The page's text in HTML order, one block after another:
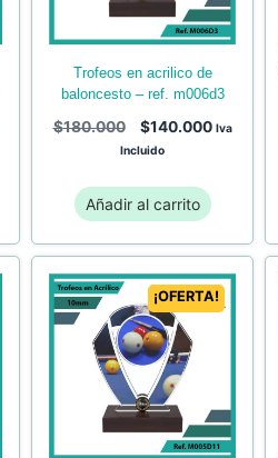
trofeos en acrilico de
baloncesto – ref. m006d3
$180.000 $140.000 Iva
Incluido
Añadir al carrito
¡OFERTA!